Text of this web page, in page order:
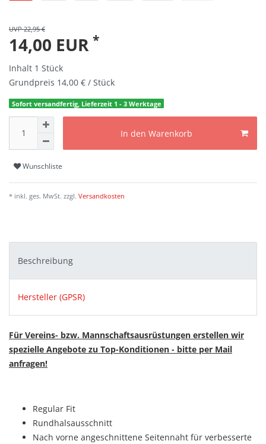
UVP 22,95 €
14,00 EUR *
Inhalt 1 Stück
Grundpreis 14,00 € / Stück
Sofort versandfertig, Lieferzeit 1 - 3 Werktage
In den Warenkorb
Wunschliste
* inkl. ges. MwSt. zzgl. Versandkosten
Beschreibung
Hersteller (GPSR)
Für Vereins- bzw. Mannschaftsausrüstungen erstellen wir
spezielle Angebote zu Top-Konditionen - bitte per Mail
anfragen!
Regular Fit
Rundhalsausschnitt
Nach vorne angeschnittene Seitennaht für verbesserte